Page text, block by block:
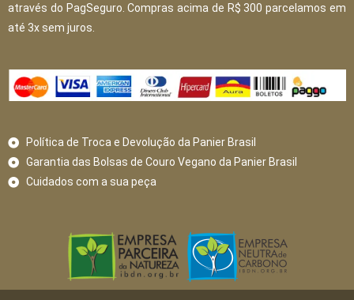
através do PagSeguro. Compras acima de R$ 300 parcelamos em
até 3x sem juros.
Política de Troca e Devolução da Panier Brasil
Garantia das Bolsas de Couro Vegano da Panier Brasil
Cuidados com a sua peça